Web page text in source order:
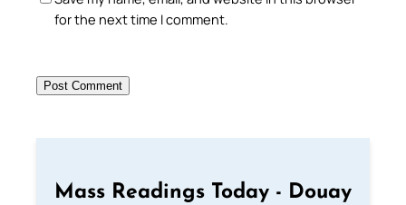
for the next time I comment.
Mass Readings Today - Douay